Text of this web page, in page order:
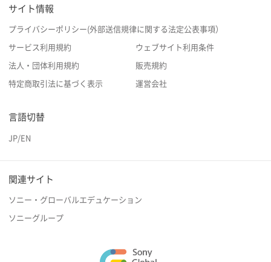
サイト情報
プライバシーポリシー(外部送信規律に関する法定公表事項）
サービス利用規約 ウェブサイト利用条件
法人・団体利用規約 販売規約
特定商取引法に基づく表示 運営会社
言語切替
JP/EN
関連サイト
ソニー・グローバルエデュケーション
ソニーグループ